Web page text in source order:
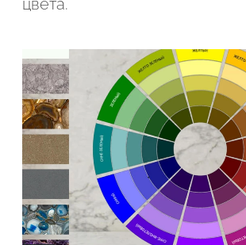
цвета.